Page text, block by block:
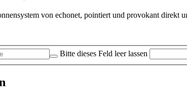
von echonet, pointiert und provokant direkt
Bitte dieses Feld leer lassen